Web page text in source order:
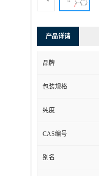
产品详请
品牌
包装规格
纯度
CAS编号
别名